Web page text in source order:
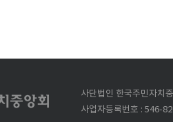
사단법인 한국주민자치
사업자등록번호 : 546-